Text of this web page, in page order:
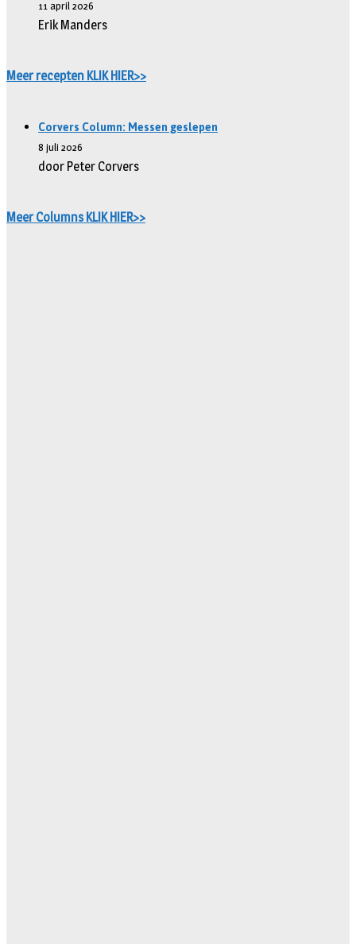
11 april 2026
Erik Manders
Meer recepten KLIK HIER>>
Corvers Column: Messen geslepen
8 juli 2026
door Peter Corvers
Meer Columns KLIK HIER>>